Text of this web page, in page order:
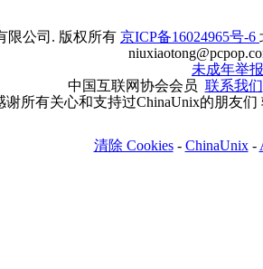
限公司. 版权所有 京ICP备16024965号-6
未成年举
中国互联网协会会员 联系我们
谢所有关心和支持过ChinaUnix的朋友
清除 Cookies- ChinaUnix-